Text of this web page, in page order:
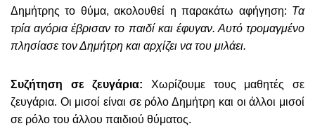
Δημήτρης το θύμα, ακολουθεί η παρακάτω αφήγηση: Τα
τρία αγόρια έβρισαν το παιδί και έφυγαν. Αυτό τρομαγμένο
πλησίασε τον Δημήτρη και αρχίζει να του μιλάει.
Συζήτηση σε ζευγάρια: Χωρίζουμε τους μαθητές σε
ζευγάρια. Οι μισοί είναι σε ρόλο Δημήτρη και οι άλλοι μισοί
σε ρόλο του άλλου παιδιού θύματος.